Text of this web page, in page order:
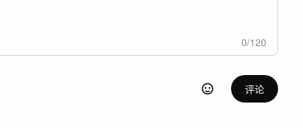
0/120
评论